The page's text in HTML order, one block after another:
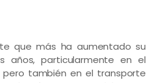
que más ha aumentado su
años, particularmente en el
también en el transporte